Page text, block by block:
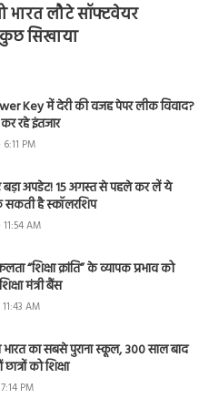
भारत लौटे सॉफ्टवेयर
सिखाया
Key में देरी की वजह पेपर लीक विवाद?
रहे इंतजार
PM
बड़ा अपडेट! 15 अगस्त से पहले कर लें ये
सकती है स्कॉलरशिप
AM
“शिक्षा क्रांति” के व्यापक प्रभाव को
मंत्री बैंस
AM
का सबसे पुराना स्कूल, 300 साल बाद
को शिक्षा
PM